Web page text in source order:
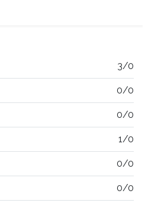
3/0
0/0
0/0
1/0
0/0
0/0